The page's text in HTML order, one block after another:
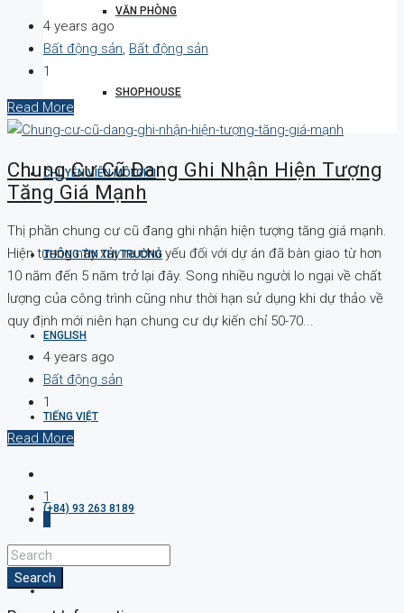
VĂN PHÒNG
SHOPHOUSE
CHUYÊN VIÊN MÔI GIỚI
THÔNG TIN THỊ TRƯỜNG
ENGLISH
TIẾNG VIỆT
(+84) 93 263 8189
4 years ago
Bất động sản, Bất động sản
1
Read More
Chung Cư Cũ Đang Ghi Nhận Hiện Tượng
Tăng Giá Mạnh
Thị phần chung cư cũ đang ghi nhận hiện tượng tăng giá mạnh.
Hiện tượng này xảy ra chủ yếu đối với dự án đã bàn giao từ hơn
10 năm đến 5 năm trở lại đây. Song nhiều người lo ngại về chất
lượng của công trình cũng như thời hạn sử dụng khi dự thảo về
quy định mới niên hạn chung cư dự kiến chỉ 50-70...
4 years ago
Bất động sản
1
Read More
1
Search